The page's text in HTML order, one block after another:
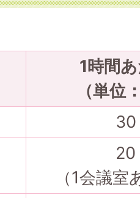
1時間
（単位
30
20
（1会議室